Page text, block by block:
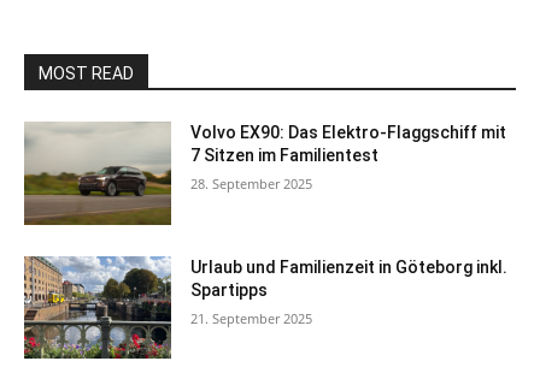
MOST READ
Volvo EX90: Das Elektro-Flaggschiff mit
7 Sitzen im Familientest
28. September 2025
Urlaub und Familienzeit in Göteborg inkl.
Spartipps
21. September 2025